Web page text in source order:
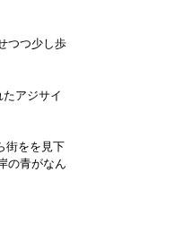
つつ少し歩
アジサイ
街をを見下
の青がなん